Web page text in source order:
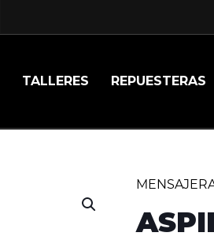
TALLERES REPUESTERAS